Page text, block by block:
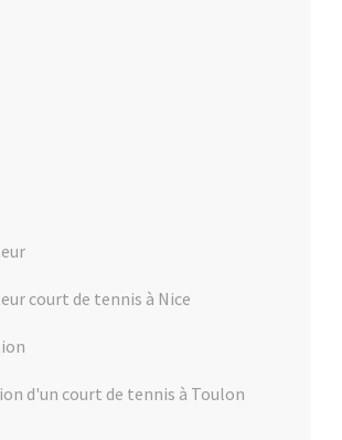
court de tennis à Nice
d'un court de tennis à Toulon